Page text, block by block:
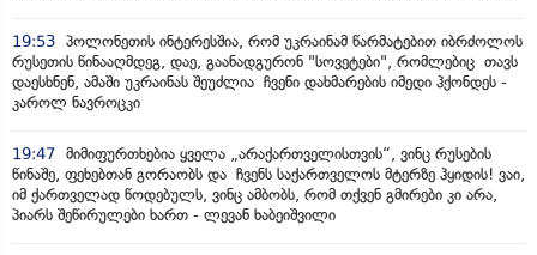
19:53 პოლონეთის ინტერესშია, რომ უკრაინამ წარმატებით იბრძოლოს
რუსეთის წინააღმდეგ, დაე, გაანადგურონ "სოვეტები", რომლებიც თავს
დაესხნენ, ამაში უკრაინას შეუძლია ჩვენი დახმარების იმედი ჰქონდეს -
კაროლ ნავროცკი
19:47 მიმიფურთხებია ყველა „არაქართველისთვის“, ვინც რუსების
წინაშე, ფეხებთან გორაობს და ჩვენს საქართველოს მტერზე ჰყიდის! ვაი,
იმ ქართველად წოდებულს, ვინც ამბობს, რომ თქვენ გმირები კი არა,
პიარს შეწირულები ხართ - ლევან ხაბეიშვილი